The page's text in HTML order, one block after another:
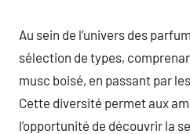
Au sein de l’univers des
sélection de types,
musc boisé, en passant par
Cette diversité permet aux
l’opportunité de découvrir la